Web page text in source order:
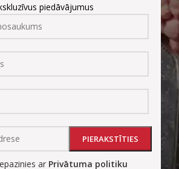
piedāvājumus
ar Privātuma politiku